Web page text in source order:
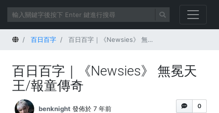
首頁 百日百字 百日百字｜《Newsies》 無冕天王/報童傳奇
百日百字｜《Newsies》 無冕天
王/報童傳奇
0
benknight 發佈於 7 年前